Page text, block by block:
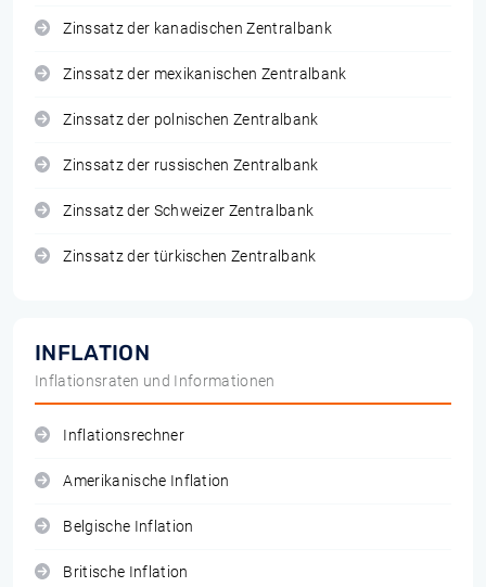
Zinssatz der kanadischen Zentralbank
Zinssatz der mexikanischen Zentralbank
Zinssatz der polnischen Zentralbank
Zinssatz der russischen Zentralbank
Zinssatz der Schweizer Zentralbank
Zinssatz der türkischen Zentralbank
INFLATION
Inflationsraten und Informationen
Inflationsrechner
Amerikanische Inflation
Belgische Inflation
Britische Inflation